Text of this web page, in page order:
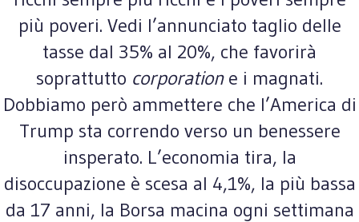
più poveri. Vedi l’annunciato taglio delle
tasse dal 35% al 20%, che favorirà
soprattutto corporatione i magnati.
Dobbiamo però ammettere che l’America di
Trump sta correndo verso un benessere
insperato. L’economia tira, la
disoccupazione è scesa al 4,1%, la più bassa
da 17 anni, la Borsa macina ogni settimana